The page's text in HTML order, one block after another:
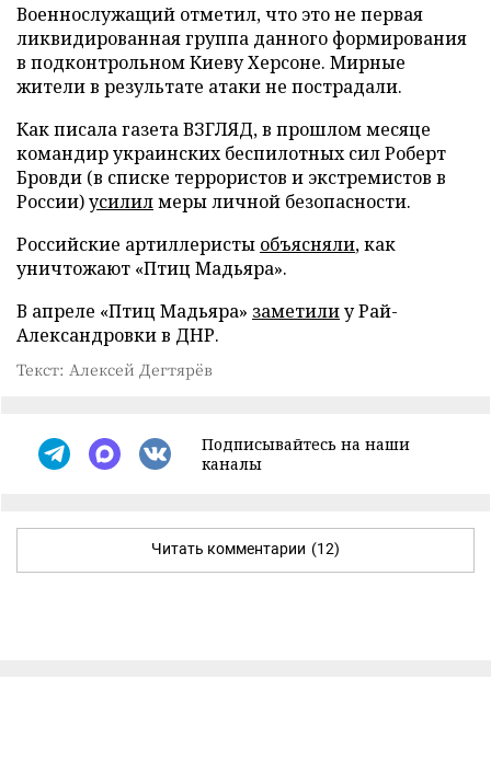
Военнослужащий отметил, что это не первая
ликвидированная группа данного формирования
в подконтрольном Киеву Херсоне. Мирные
жители в результате атаки не пострадали.
Как писала газета ВЗГЛЯД, в прошлом месяце
командир украинских беспилотных сил Роберт
Бровди (в списке террористов и экстремистов в
России)усилилмеры личной безопасности.
Российские артиллеристы объясняли, как
уничтожают «Птиц Мадьяра».
В апреле «Птиц Мадьяра» заметилиу Рай-
Александровки в ДНР.
Текст: Алексей Дегтярёв
Подписывайтесь на наши
каналы
Читать комментарии (12)